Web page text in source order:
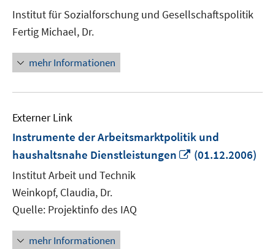
öffnen
Institut für Sozialforschung und Gesellschaftspolitik
Fertig Michael, Dr.
mehr Informationen
Externer Link
Instrumente der Arbeitsmarktpolitik und
haushaltsnahe Dienstleistungen
In
(01.12.2006)
Institut Arbeit und Technik
Weinkopf, Claudia, Dr.
Quelle: Projektinfo des IAQ
mehr Informationen